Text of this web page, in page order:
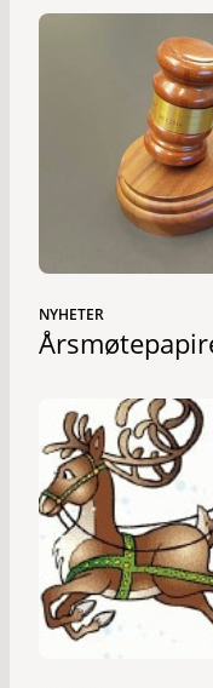
NYHETER